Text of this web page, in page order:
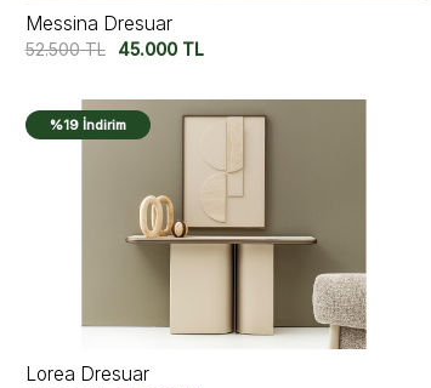
Messina Dresuar
52.500TL 45.000TL
%19 İndirim
Lorea Dresuar